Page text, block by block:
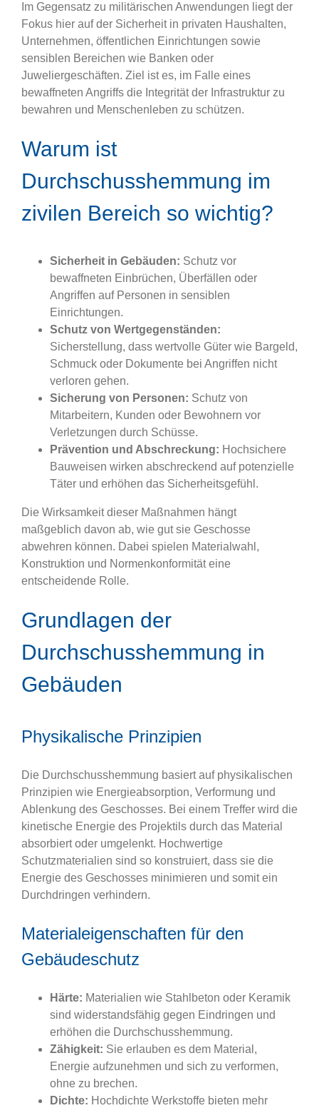
Im Gegensatz zu militärischen Anwendungen liegt der
Fokus hier auf der Sicherheit in privaten Haushalten,
Unternehmen, öffentlichen Einrichtungen sowie
sensiblen Bereichen wie Banken oder
Juweliergeschäften. Ziel ist es, im Falle eines
bewaffneten Angriffs die Integrität der Infrastruktur zu
bewahren und Menschenleben zu schützen.
Warum ist
Durchschusshemmung im
zivilen Bereich so wichtig?
Sicherheit in Gebäuden: Schutz vor
bewaffneten Einbrüchen, Überfällen oder
Angriffen auf Personen in sensiblen
Einrichtungen.
Schutz von Wertgegenständen:
Sicherstellung, dass wertvolle Güter wie Bargeld,
Schmuck oder Dokumente bei Angriffen nicht
verloren gehen.
Sicherung von Personen: Schutz von
Mitarbeitern, Kunden oder Bewohnern vor
Verletzungen durch Schüsse.
Prävention und Abschreckung: Hochsichere
Bauweisen wirken abschreckend auf potenzielle
Täter und erhöhen das Sicherheitsgefühl.
Die Wirksamkeit dieser Maßnahmen hängt
maßgeblich davon ab, wie gut sie Geschosse
abwehren können. Dabei spielen Materialwahl,
Konstruktion und Normenkonformität eine
entscheidende Rolle.
Grundlagen der
Durchschusshemmung in
Gebäuden
Physikalische Prinzipien
Die Durchschusshemmung basiert auf physikalischen
Prinzipien wie Energieabsorption, Verformung und
Ablenkung des Geschosses. Bei einem Treffer wird die
kinetische Energie des Projektils durch das Material
absorbiert oder umgelenkt. Hochwertige
Schutzmaterialien sind so konstruiert, dass sie die
Energie des Geschosses minimieren und somit ein
Durchdringen verhindern.
Materialeigenschaften für den
Gebäudeschutz
Härte: Materialien wie Stahlbeton oder Keramik
sind widerstandsfähig gegen Eindringen und
erhöhen die Durchschusshemmung.
Zähigkeit: Sie erlauben es dem Material,
Energie aufzunehmen und sich zu verformen,
ohne zu brechen.
Dichte: Hochdichte Werkstoffe bieten mehr